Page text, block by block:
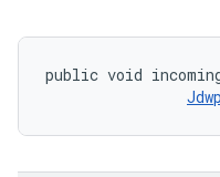
public void